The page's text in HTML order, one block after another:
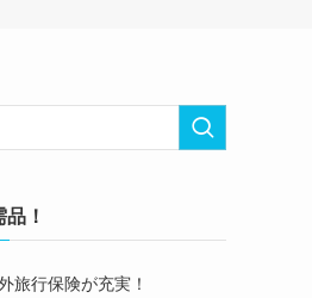
！
旅行保険が充実！